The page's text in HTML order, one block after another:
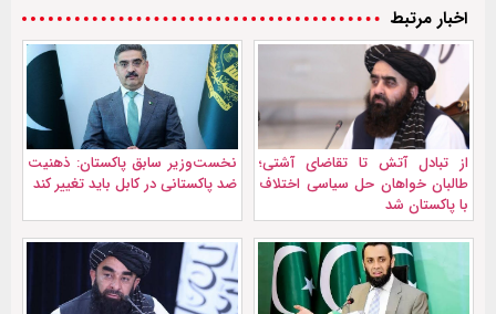
اخبار مرتبط
از تبادل آتش تا تقاضای آشتی؛
طالبان خواهان حل سیاسی اختلاف
با پاکستان شد
نخست‌وزیر سابق پاکستان: ذهنیت
ضد پاکستانی در کابل باید تغییر کند